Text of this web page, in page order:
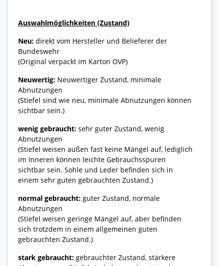
Auswahlmöglichkeiten (Zustand)
Neu: direkt vom Hersteller und Belieferer der
Bundeswehr
(Original verpackt im Karton OVP)
Neuwertig: Neuwertiger Zustand, minimale
Abnutzungen
(Stiefel sind wie neu, minimale Abnutzungen können
sichtbar sein.)
wenig gebraucht: sehr guter Zustand, wenig
Abnutzungen
(Stiefel weisen außen fast keine Mängel auf, lediglich
im Inneren können leichte Gebrauchsspuren
sichtbar sein. Sohle und Leder befinden sich in
einem sehr guten gebrauchten Zustand.)
normal gebraucht: guter Zustand, normale
Abnutzungen
(Stiefel weisen geringe Mängel auf, aber befinden
sich trotzdem in einem allgemeinen guten
gebrauchten Zustand.)
stark gebraucht: gebrauchter Zustand, stärkere